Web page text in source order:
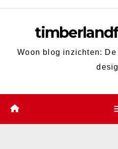
Woon blog inzichten: